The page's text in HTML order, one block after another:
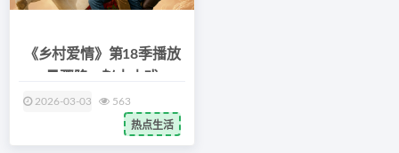
《乡村爱情》第18季播放
2026-03-03 563
热点生活